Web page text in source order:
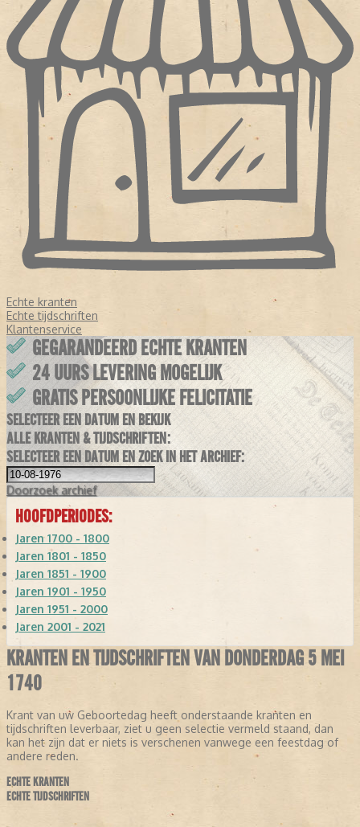
Echte kranten
Echte tijdschriften
Klantenservice
GEGARANDEERD ECHTE KRANTEN
24 UURS LEVERING MOGELIJK
GRATIS PERSOONLIJKE FELICITATIE
SELECTEER EEN DATUM EN BEKIJK
ALLE KRANTEN & TIJDSCHRIFTEN:
SELECTEER EEN DATUM EN ZOEK IN HET ARCHIEF:
Doorzoek archief
HOOFDPERIODES:
Jaren 1700 - 1800
Jaren 1801 - 1850
Jaren 1851 - 1900
Jaren 1901 - 1950
Jaren 1951 - 2000
Jaren 2001 - 2021
KRANTEN EN TIJDSCHRIFTEN VAN DONDERDAG 5 MEI
1740
Krant van uw Geboortedag heeft onderstaande kranten en
tijdschriften leverbaar, ziet u geen selectie vermeld staand, dan
kan het zijn dat er niets is verschenen vanwege een feestdag of
andere reden.
ECHTE KRANTEN
ECHTE TIJDSCHRIFTEN